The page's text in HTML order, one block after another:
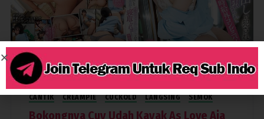
CANTIK CREAMPIE CUCKOLD LANGSING SEMOK
Bokongnya Cuy Udah Kayak As Love Aja